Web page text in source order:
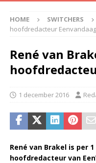
HOME SWITCHERS
hoofdredacteur Eenvandaag
René van
1 december 2016
René van Brakel is per
hoofdredacteur van